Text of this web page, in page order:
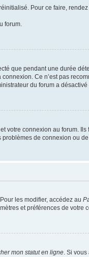
Pour ce faire,
forum.
que pendant une durée
connexion. Ce n’est pas
du forum a désactivé
votre connexion au forum.
de connexion ou
les modifier, accédez au
et préférences de votre
mon statut en ligne . Si